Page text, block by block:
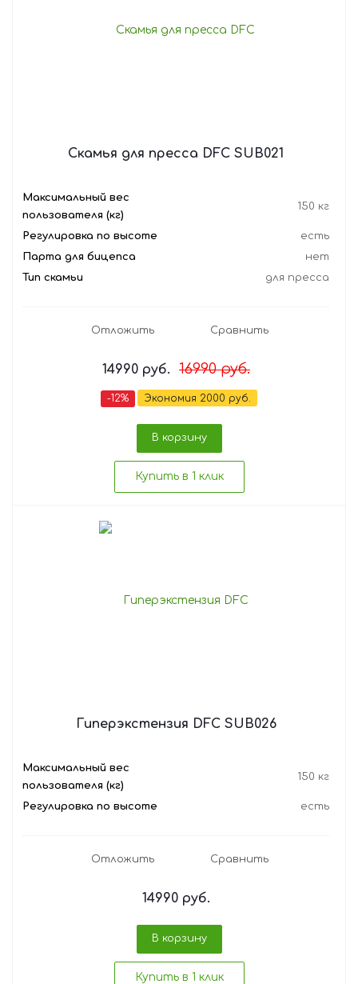
Скамья для пресса DFC SUB021
Максимальный вес
пользователя (кг)
150 кг
Регулировка по высоте
есть
Парта для бицепса
нет
Тип скамьи
для пресса
Отложить Сравнить
14990 руб. 16990руб.
-12% Экономия 2000 руб.
В корзину
Купить в 1 клик
Гиперэкстензия DFC SUB026
Максимальный вес
пользователя (кг)
150 кг
Регулировка по высоте есть
Отложить Сравнить
14990 руб.
В корзину
Купить в 1 клик